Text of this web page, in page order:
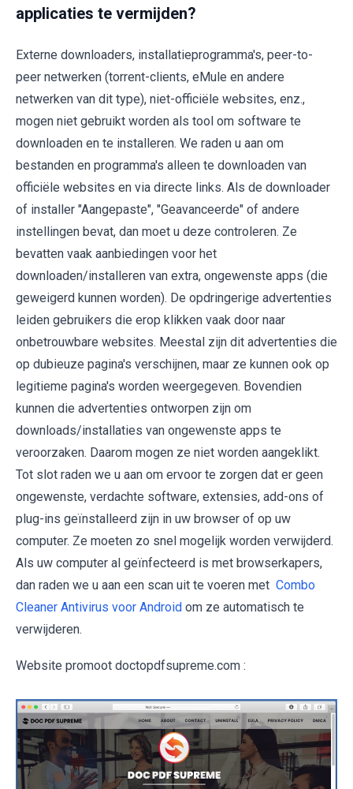
applicaties te vermijden?
Externe downloaders, installatieprogramma's, peer-to-
peer netwerken (torrent-clients, eMule en andere
netwerken van dit type), niet-officiële websites, enz.,
mogen niet gebruikt worden als tool om software te
downloaden en te installeren. We raden u aan om
bestanden en programma's alleen te downloaden van
officiële websites en via directe links. Als de downloader
of installer "Aangepaste", "Geavanceerde" of andere
instellingen bevat, dan moet u deze controleren. Ze
bevatten vaak aanbiedingen voor het
downloaden/installeren van extra, ongewenste apps (die
geweigerd kunnen worden). De opdringerige advertenties
leiden gebruikers die erop klikken vaak door naar
onbetrouwbare websites. Meestal zijn dit advertenties die
op dubieuze pagina's verschijnen, maar ze kunnen ook op
legitieme pagina's worden weergegeven. Bovendien
kunnen die advertenties ontworpen zijn om
downloads/installaties van ongewenste apps te
veroorzaken. Daarom mogen ze niet worden aangeklikt.
Tot slot raden we u aan om ervoor te zorgen dat er geen
ongewenste, verdachte software, extensies, add-ons of
plug-ins geïnstalleerd zijn in uw browser of op uw
computer. Ze moeten zo snel mogelijk worden verwijderd.
Als uw computer al geïnfecteerd is met browserkapers,
dan raden we u aan een scan uit te voeren met Combo
Cleaner Antivirus voor Android om ze automatisch te
verwijderen.
Website promoot doctopdfsupreme.com :